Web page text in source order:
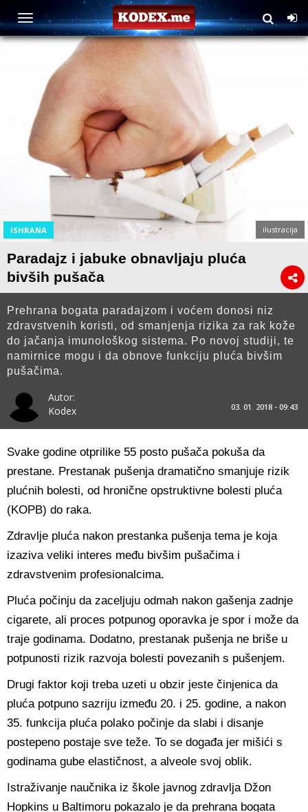
ISHRANA ilustracija
Paradajz i jabuke obnavljaju pluća
bivših pušača
Prehrana bogata paradajzom i voćem donosi niz
zdravstvenih koristi, od smanjenja rizika za rak kože
do jačanja imunološkog sistema. Po novoj studiji, te
namirnice mogu i da obnove funkciju pluća bivšim
pušačima.
Autor:
Kodex
03. 01. 2018 - 09:43
Svake godine otprilike 55 posto pušača pokuša da
prestane. Prestanak pušenja dramatično smanjuje rizik
plućnih bolesti, od hronične opstruktivne bolesti pluća
(KOPB) do raka.
Zdravlje pluća nakon prestanka pušenja tema je koja
izaziva veliki interes među bivšim pušačima i
zdravstvenim profesionalcima.
Pluća počinju da zaceljuju odmah nakon gašenja zadnje
cigarete, ali proces potpunog oporavka je spor i može da
traje godinama. Dodatno, prestanak pušenja ne briše u
potpunosti rizik razvoja bolesti povezanih s pušenjem.
Drugi faktor koji treba uzeti u obzir jeste činjenica da
pluća potpuno sazriju između 20. i 25. godine, a nakon
35. funkcija pluća polako počinje da slabi i disanje
postepeno postaje sve teže. To se događa jer mišići s
godinama gube elastičnost, a alveole svoj oblik.
Istraživanje naučnika iz škole javnog zdravlja Džon
Hopkins u Baltimoru pokazalo je da prehrana bogata